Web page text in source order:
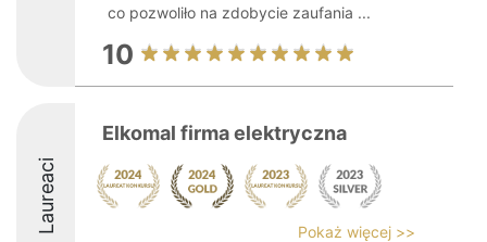
co pozwoliło na zdobycie zaufania ...
10
Laureaci
Elkomal firma elektryczna
Pokaż więcej >>